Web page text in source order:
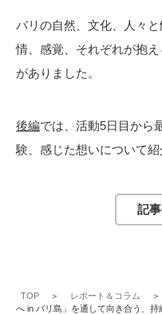
バリの自然、文化、人々
情、感覚、それぞれが抱
がありました。
後編では、活動5日目から
験、感じた想いについて紹
記
TOP レポート＆コラム
へ in バリ島」を通して向き合う、持